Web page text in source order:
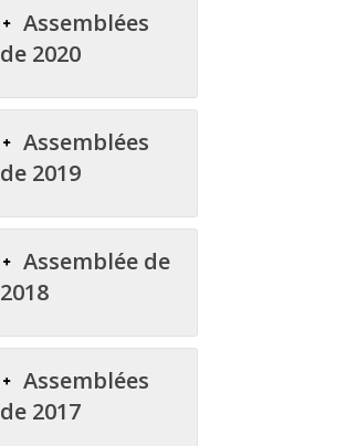
Assemblées
de 2020
Assemblées
de 2019
Assemblée de
2018
Assemblées
de 2017